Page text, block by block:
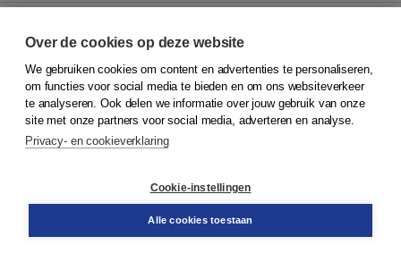
© 2026Koninklijke Boom uitgevers
Klantenservice
Service & informatie
Contact
Over de cookies op deze website
We gebruiken cookies om content en advertenties te personaliseren,
om functies voor social media te bieden en om ons websiteverkeer
te analyseren. Ook delen we informatie over jouw gebruik van onze
site met onze partners voor social media, adverteren en analyse.
Privacy- en cookieverklaring
Cookie-instellingen
Alle cookies toestaan